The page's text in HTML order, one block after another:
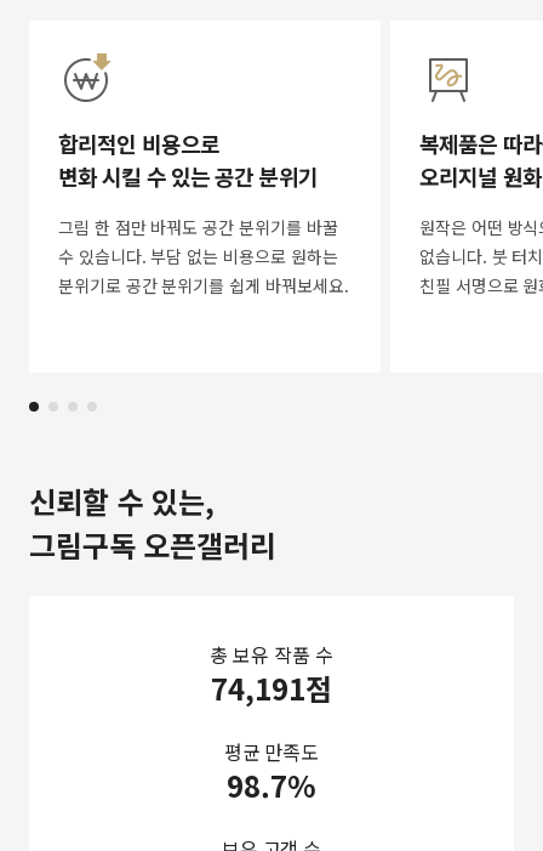
합리적인 비용으로
변화 시킬 수 있는 공간 분위기
그림 한 점만 바꿔도 공간 분위기를 바꿀
수 있습니다. 부담 없는 비용으로 원하는
분위기로 공간 분위기를 쉽게 바꿔보세요.
복제품은 따
오리지널 원
원작은 어떤 방
없습니다. 붓 터
친필 서명으로
신뢰할 수 있는,
그림구독 오픈갤러리
총 보유 작품 수
74,191점
평균 만족도
98.7%